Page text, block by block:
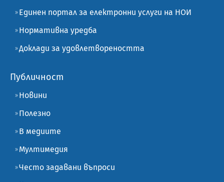
Единен портал за електронни услуги на НОИ
Нормативна уредба
Доклади за удовлетвореността
Публичност
Новини
Полезно
В медиите
Мултимедия
Често задавани въпроси